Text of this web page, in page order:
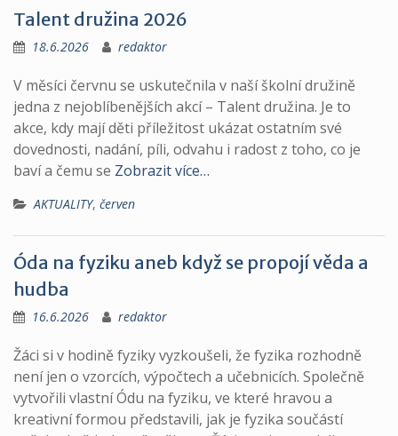
Talent družina 2026
18.6.2026 redaktor
V měsíci červnu se uskutečnila v naší školní družině
jedna z nejoblíbenějších akcí – Talent družina. Je to
akce, kdy mají děti příležitost ukázat ostatním své
dovednosti, nadání, píli, odvahu i radost z toho, co je
baví a čemu se Zobrazit více…
AKTUALITY, červen
Óda na fyziku aneb když se propojí věda a
hudba
16.6.2026 redaktor
Žáci si v hodině fyziky vyzkoušeli, že fyzika rozhodně
není jen o vzorcích, výpočtech a učebnicích. Společně
vytvořili vlastní Ódu na fyziku, ve které hravou a
kreativní formou představili, jak je fyzika součástí